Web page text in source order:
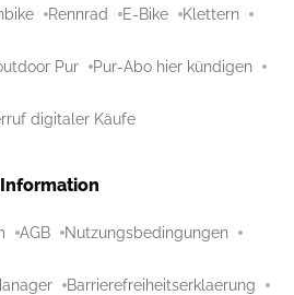
Rennrad E-Bike Klettern
Pur Pur-Abo hier kündigen
digitaler Käufe
Information
AGB Nutzungsbedingungen
Barrierefreiheitserklaerung